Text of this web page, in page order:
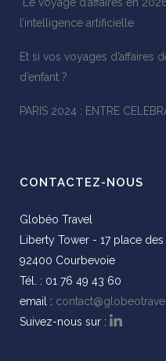
Le voyage d’affaires en
l’intelligence artificielle
Et si vos voyages d’affaires
d’enfant ?
PARIS 2024 : ENTRE
CONTACTEZ-NOUS
Globéo Travel
Liberty Tower - 17 place des
92400 Courbevoie
Tél. : 01 76 49 43 60
email :
Suivez-nous sur :